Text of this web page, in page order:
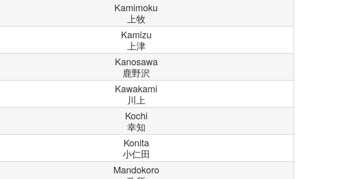
Kamimoku
上牧
Kamizu
上津
Kanosawa
鹿野沢
Kawakami
川上
Kochi
幸知
Konita
小仁田
Mandokoro